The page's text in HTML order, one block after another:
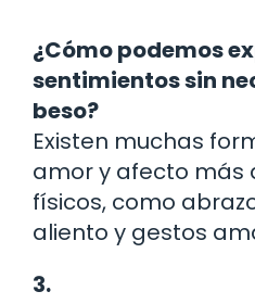
¿Cómo podemos
sentimientos sin
beso?
Existen muchas
amor y afecto más
físicos, como
aliento y gestos
3.